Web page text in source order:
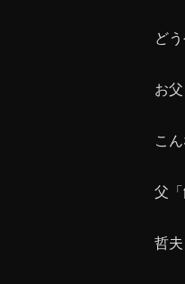
ど
お
こ
父
哲